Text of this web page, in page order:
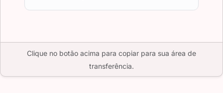
Clique no botão acima para copiar para sua área de
transferência.